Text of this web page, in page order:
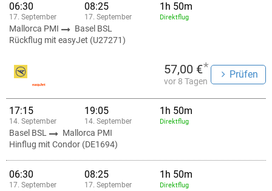
06:30
17. September
08:25
17. September
1h 50m
Direktflug
Mallorca PMI
Basel BSL
Rückflug mit easyJet (U27271)
57,00 €*
vor 8 Tagen
Prüfen
17:15
14. September
19:05
14. September
1h 50m
Direktflug
Basel BSL
Mallorca PMI
Hinflug mit Condor (DE1694)
06:30
17. September
08:25
17. September
1h 50m
Direktflug